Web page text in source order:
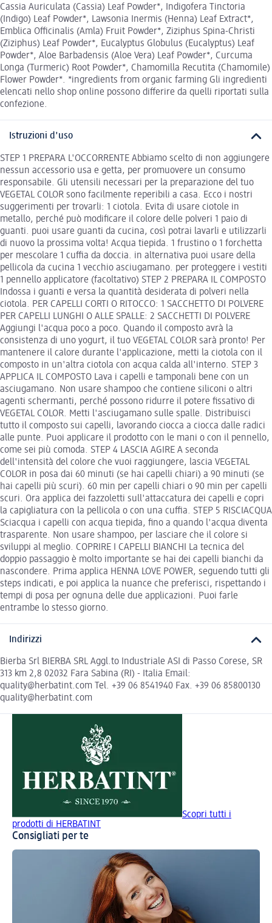
Cassia Auriculata (Cassia) Leaf Powder*, Indigofera Tinctoria
(Indigo) Leaf Powder*, Lawsonia Inermis (Henna) Leaf Extract*,
Emblica Officinalis (Amla) Fruit Powder*, Ziziphus Spina-Christi
(Ziziphus) Leaf Powder*, Eucalyptus Globulus (Eucalyptus) Leaf
Powder*, Aloe Barbadensis (Aloe Vera) Leaf Powder*, Curcuma
Longa (Turmeric) Root Powder*, Chamomilla Recutita (Chamomile)
Flower Powder*. *ingredients from organic farming Gli ingredienti
elencati nello shop online possono differire da quelli riportati sulla
confezione.
Istruzioni d'uso
STEP 1 PREPARA L'OCCORRENTE Abbiamo scelto di non aggiungere
nessun accessorio usa e getta, per promuovere un consumo
responsabile. Gli utensili necessari per la preparazione del tuo
VEGETAL COLOR sono facilmente reperibili a casa. Ecco i nostri
suggerimenti per trovarli: 1 ciotola. Evita di usare ciotole in
metallo, perché può modificare il colore delle polveri 1 paio di
guanti. puoi usare guanti da cucina, così potrai lavarli e utilizzarli
di nuovo la prossima volta! Acqua tiepida. 1 frustino o 1 forchetta
per mescolare 1 cuffia da doccia. in alternativa puoi usare della
pellicola da cucina 1 vecchio asciugamano. per proteggere i vestiti
1 pennello applicatore (facoltativo) STEP 2 PREPARA IL COMPOSTO
Indossa i guanti e versa la quantità desiderata di polveri nella
ciotola. PER CAPELLI CORTI O RITOCCO: 1 SACCHETTO DI POLVERE
PER CAPELLI LUNGHI O ALLE SPALLE: 2 SACCHETTI DI POLVERE
Aggiungi l'acqua poco a poco. Quando il composto avrà la
consistenza di uno yogurt, il tuo VEGETAL COLOR sarà pronto! Per
mantenere il calore durante l'applicazione, metti la ciotola con il
composto in un'altra ciotola con acqua calda all'interno. STEP 3
APPLICA IL COMPOSTO Lava i capelli e tamponali bene con un
asciugamano. Non usare shampoo che contiene siliconi o altri
agenti schermanti, perché possono ridurre il potere fissativo di
VEGETAL COLOR. Metti l'asciugamano sulle spalle. Distribuisci
tutto il composto sui capelli, lavorando ciocca a ciocca dalle radici
alle punte. Puoi applicare il prodotto con le mani o con il pennello,
come sei più comoda. STEP 4 LASCIA AGIRE A seconda
dell'intensità del colore che vuoi raggiungere, lascia VEGETAL
COLOR in posa dai 60 minuti (se hai capelli chiari) a 90 minuti (se
hai capelli più scuri). 60 min per capelli chiari o 90 min per capelli
scuri. Ora applica dei fazzoletti sull'attaccatura dei capelli e copri
la capigliatura con la pellicola o con una cuffia. STEP 5 RISCIACQUA
Sciacqua i capelli con acqua tiepida, fino a quando l'acqua diventa
trasparente. Non usare shampoo, per lasciare che il colore si
sviluppi al meglio. COPRIRE I CAPELLI BIANCHI La tecnica del
doppio passaggio è molto importante se hai dei capelli bianchi da
nascondere. Prima applica HENNA LOVE POWER, seguendo tutti gli
steps indicati, e poi applica la nuance che preferisci, rispettando i
tempi di posa per ognuna delle due applicazioni. Puoi farle
entrambe lo stesso giorno.
Indirizzi
Bierba Srl BIERBA SRL Aggl.to Industriale ASI di Passo Corese, SR
313 km 2,8 02032 Fara Sabina (RI) - Italia Email:
quality@herbatint.com Tel. +39 06 8541940 Fax. +39 06 85800130
quality@herbatint.com
Scopri tutti i
prodotti di HERBATINT
Consigliati per te